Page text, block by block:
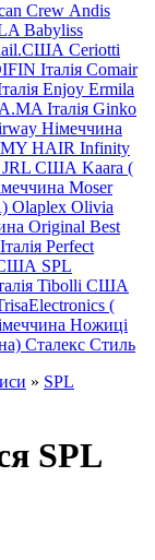
Crew Andis
Babyliss
Ceriotti
Італія Comair
Enjoy Ermila
Італія Ginko
Німеччина
HAIR Infinity
JRL США Kaara (
Moser
Olaplex Olivia
Original Best
Perfect
США SPL
Tibolli США
(
Ножиці
Сталекс Стиль
» SPL
SPL